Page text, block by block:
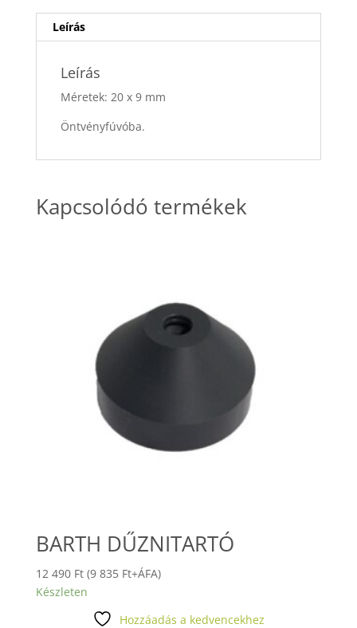
Leírás
Leírás
Méretek: 20 x 9 mm
Öntvényfúvóba.
Kapcsolódó termékek
BARTH DŰZNITARTÓ
12 490 Ft (9 835 Ft+ÁFA)
Készleten
Hozzáadás a kedvencekhez